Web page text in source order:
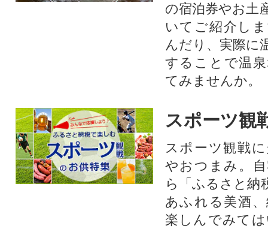
の宿泊券やお土
いてご紹介し
んだり、実際に
することで温
てみませんか。
スポーツ観
スポーツ観戦
やおつまみ。
ら「ふるさと納
あふれる美酒
楽しんでみて